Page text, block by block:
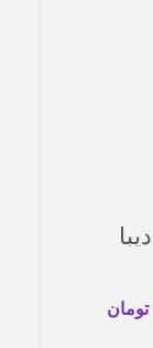
تومان